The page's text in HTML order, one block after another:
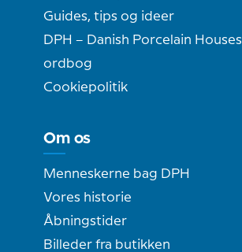
Guides, tips og ideer
DPH – Danish Porcelain Houses
ordbog
Cookiepolitik
Om os
Menneskerne bag DPH
Vores historie
Åbningstider
Billeder fra butikken